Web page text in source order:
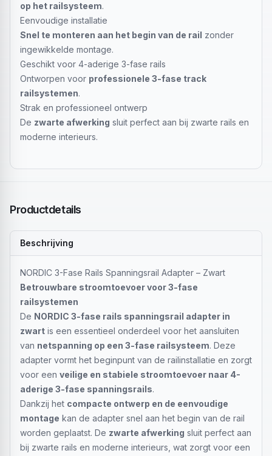
op het railsysteem.
Eenvoudige installatie
Snel te monteren aan het begin van de rail zonder
ingewikkelde montage.
Geschikt voor 4-aderige 3-fase rails
Ontworpen voor professionele 3-fase track
railsystemen.
Strak en professioneel ontwerp
De zwarte afwerking sluit perfect aan bij zwarte rails en
moderne interieurs.
Productdetails
Beschrijving
NORDIC 3-Fase Rails Spanningsrail Adapter – Zwart
Betrouwbare stroomtoevoer voor 3-fase
railsystemen
De NORDIC 3-fase rails spanningsrail adapter in
zwart is een essentieel onderdeel voor het aansluiten
van netspanning op een 3-fase railsysteem. Deze
adapter vormt het beginpunt van de railinstallatie en zorgt
voor een veilige en stabiele stroomtoevoer naar 4-
aderige 3-fase spanningsrails.
Dankzij het compacte ontwerp en de eenvoudige
montage kan de adapter snel aan het begin van de rail
worden geplaatst. De zwarte afwerking sluit perfect aan
bij zwarte rails en moderne interieurs, wat zorgt voor een